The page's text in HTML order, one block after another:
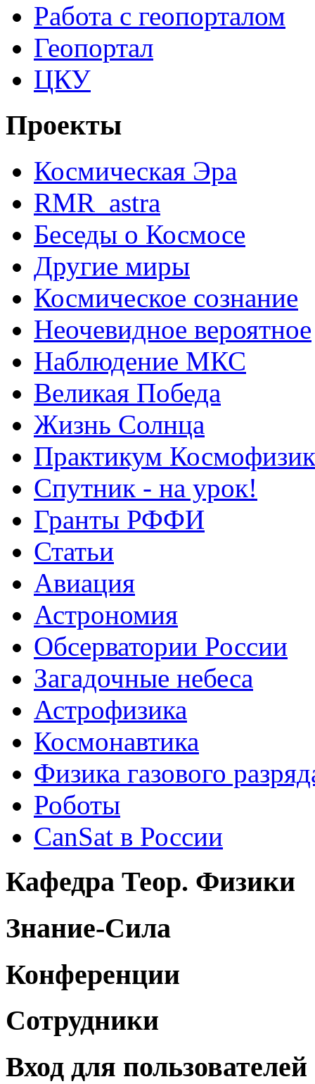
Работа с геопорталом
Геопортал
ЦКУ
Проекты
Космическая Эра
RMR_astra
Беседы о Космосе
Другие миры
Космическое сознание
Неочевидное вероятное
Наблюдение МКС
Великая Победа
Жизнь Солнца
Практикум
Спутник - на урок!
Гранты РФФИ
Статьи
Авиация
Астрономия
Обсерватории России
Загадочные небеса
Астрофизика
Космонавтика
Физика газового
Роботы
CanSat в России
Кафедра Теор. Физики
Знание-Сила
Конференции
Сотрудники
Вход для пользователей